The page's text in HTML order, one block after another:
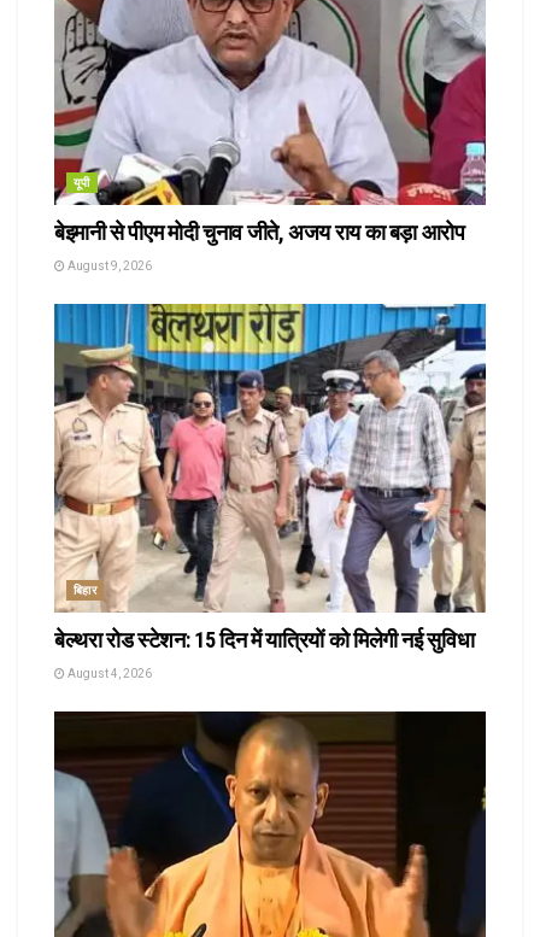
यूपी
बेइमानी से पीएम मोदी चुनाव जीते, अजय राय का बड़ा आरोप
August 9, 2026
बिहार
बेल्थरा रोड स्टेशन: 15 दिन में यात्रियों को मिलेगी नई सुविधा
August 4, 2026